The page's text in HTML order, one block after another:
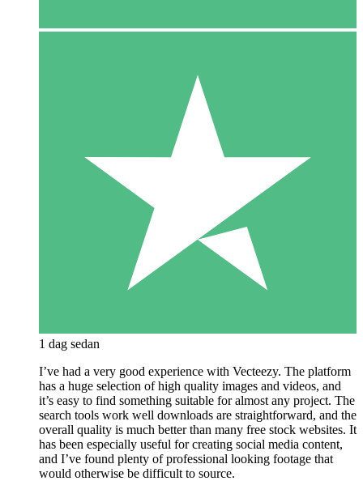
1 dag sedan
I’ve had a very good experience with Vecteezy. The platform
has a huge selection of high quality images and videos, and
it’s easy to find something suitable for almost any project. The
search tools work well downloads are straightforward, and the
overall quality is much better than many free stock websites. It
has been especially useful for creating social media content,
and I’ve found plenty of professional looking footage that
would otherwise be difficult to source.